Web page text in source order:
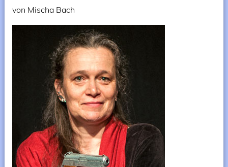
von Mischa Bach